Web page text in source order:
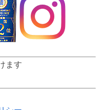
ます